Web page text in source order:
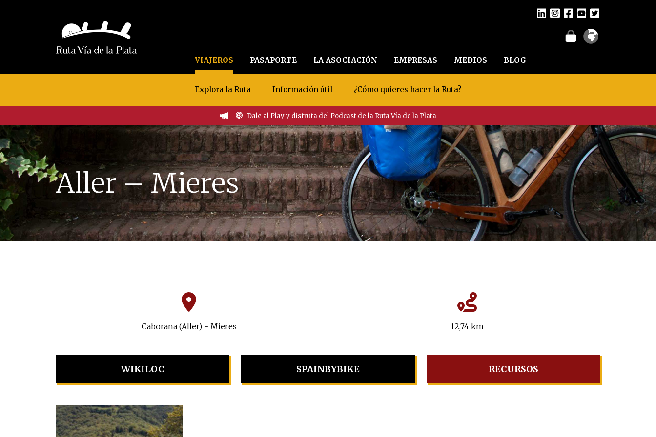
VIAJEROS PASAPORTE LA ASOCIACIÓN EMPRESAS MEDIOS BLOG
Explora la Ruta Información útil ¿Cómo quieres hacer la Ruta?
Dale al Play y disfruta del Podcast de la Ruta Vía de la Plata
Aller – Mieres
Caborana (Aller) - Mieres 12,74 km
WIKILOC SPAINBYBIKE RECURSOS